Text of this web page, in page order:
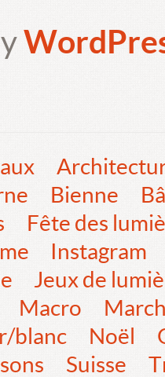
Bienne
Fête des
Instagram
Jeux de
Macro
blanc Noël
Suisse